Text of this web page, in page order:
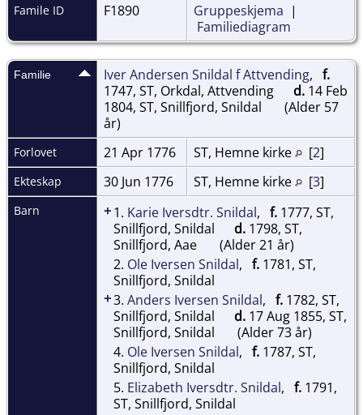
Famile ID F1890 Gruppeskjema |
Familiediagram
Familie Iver Andersen Snildal f Attvending, f.
1747, ST, Orkdal, Attvending
d. 14 Feb
1804, ST, Snillfjord, Snildal
(Alder 57
år)
Forlovet 21 Apr 1776 ST, Hemne kirke [2]
Ekteskap 30 Jun 1776 ST, Hemne kirke [3]
Barn +1. Karie Iversdtr. Snildal, f. 1777, ST,
Snillfjord, Snildal
d. 1798, ST,
Snillfjord, Aae
(Alder 21 år)
2. Ole Iversen Snildal, f. 1781, ST,
Snillfjord, Snildal
+3. Anders Iversen Snildal, f. 1782, ST,
Snillfjord, Snildal
d. 17 Aug 1855, ST,
Snillfjord, Snildal
(Alder 73 år)
4. Ole Iversen Snildal, f. 1787, ST,
Snillfjord, Snildal
5. Elizabeth Iversdtr. Snildal, f. 1791,
ST, Snillfjord, Snildal